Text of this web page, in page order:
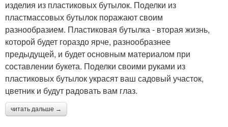
изделия из пластиковых бутылок. Поделки из
пластмассовых бутылок поражают своим
разнообразием. Пластиковая бутылка - вторая жизнь,
которой будет гораздо ярче, разнообразнее
предыдущей, и будет основным материалом при
составлении букета. Поделки своими руками из
пластиковых бутылок украсят ваш садовый участок,
цветник и будут радовать вам глаз.
читать дальше →